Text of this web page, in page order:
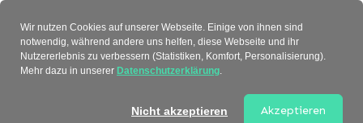
Wir nutzen Cookies auf unserer Webseite. Einige von ihnen sind
notwendig, während andere uns helfen, diese Webseite und ihr
Nutzererlebnis zu verbessern (Statistiken, Komfort, Personalisierung).
Mehr dazu in unserer Datenschutzerklärung.
Nicht akzeptieren Akzeptieren